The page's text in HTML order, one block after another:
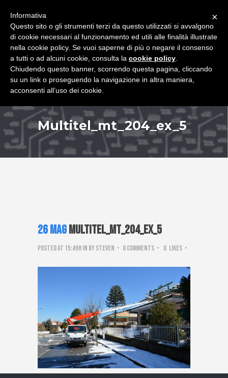
Multitel_mt_204_ex_5
26 MagMultitel_mt_204_ex_5
Posted at 15:49hin by steven 0 Comments 0 Likes
×
Informativa
Questo sito o gli strumenti terzi da questo utilizzati si avvalgono
di cookie necessari al funzionamento ed utili alle finalità illustrate
nella cookie policy. Se vuoi saperne di più o negare il consenso
a tutti o ad alcuni cookie, consulta la cookie policy
Chiudendo questo banner, scorrendo questa pagina, cliccando
su un link o proseguendo la navigazione in altra maniera,
acconsenti all’uso dei cookie.